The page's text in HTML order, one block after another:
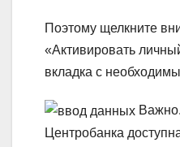
Поэтому щелкните
«Активировать
вкладка с
Важно.
Центробанка